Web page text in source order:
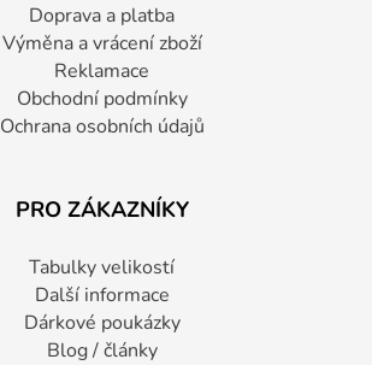
Doprava a platba
Výměna a vrácení zboží
Reklamace
Obchodní podmínky
Ochrana osobních údajů
PRO ZÁKAZNÍKY
Tabulky velikostí
Další informace
Dárkové poukázky
Blog / články